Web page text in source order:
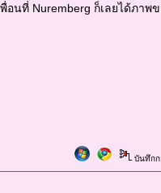
อนที่ Nuremberg ก็เลยได้ภาพข
บันทึกก